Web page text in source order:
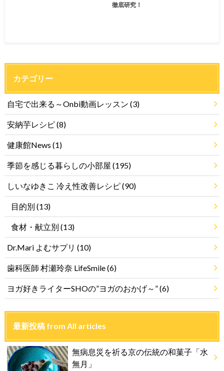
徹底研究！
カテゴリー
自宅で出来る～Onbi動画レッスン (3)
安納芋レシピ(8)
健康館News (1)
季節を感じる暮らしの小部屋 (195)
しいなゆきこ 冷え性改善レシピ(90)
目的別 (13)
食材・献立別 (13)
Dr.Mari よむサプリ (10)
歯科医師 村瀬玲奈 LifeSmile(6)
ヨガ好きライターSHOの”ヨガのおかげ～”(6)
最新投稿 from All articles
無病息災を祈る京の伝統の和菓子「水
無月」